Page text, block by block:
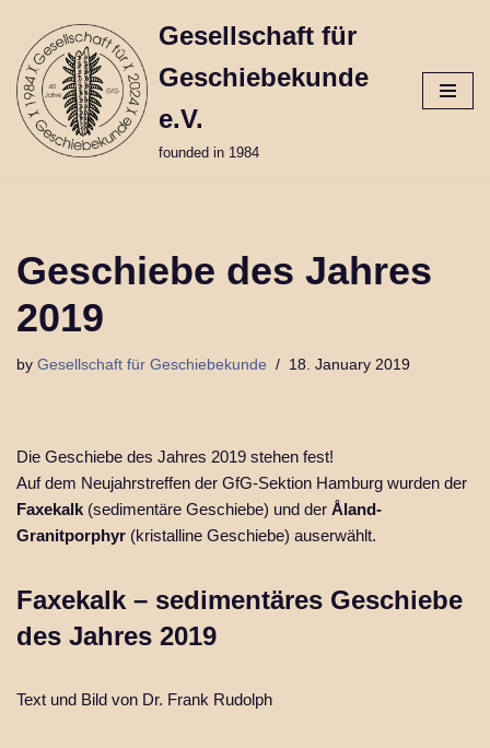
Skip
to
content
Gesellschaft für
Geschiebekunde
e.V.
founded in 1984
Geschiebe des Jahres
2019
by Gesellschaft für Geschiebekunde 18. January 2019
Die Geschiebe des Jahres 2019 stehen fest!
Auf dem Neujahrstreffen der GfG-Sektion Hamburg wurden der
Faxekalk (sedimentäre Geschiebe) und der Åland-
Granitporphyr (kristalline Geschiebe) auserwählt.
Faxekalk – sedimentäres Geschiebe
des Jahres 2019
Text und Bild von Dr. Frank Rudolph